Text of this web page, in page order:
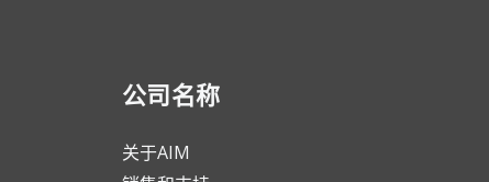
公司名称
关于AIM